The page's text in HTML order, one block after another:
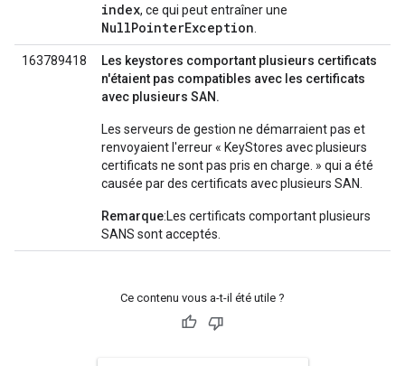
index, ce qui peut entraîner une
NullPointerException
163789418
Les keystores comportant plusieurs certificats
n'étaient pas compatibles avec les certificats
avec plusieurs SAN.
Les serveurs de gestion ne démarraient pas et
renvoyaient l'erreur « KeyStores avec plusieurs
certificats ne sont pas pris en charge. » qui a été
causée par des certificats avec plusieurs SAN.
Remarque:Les certificats comportant plusieurs
SANS sont acceptés.
Ce contenu vous a-t-il été utile ?